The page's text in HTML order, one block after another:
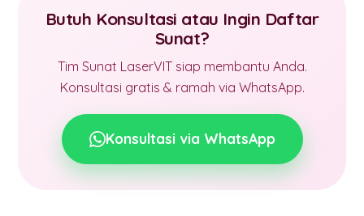
Butuh Konsultasi atau Ingin Daftar
Sunat?
Tim Sunat LaserVIT siap membantu Anda.
Konsultasi gratis & ramah via WhatsApp.
Konsultasi via WhatsApp